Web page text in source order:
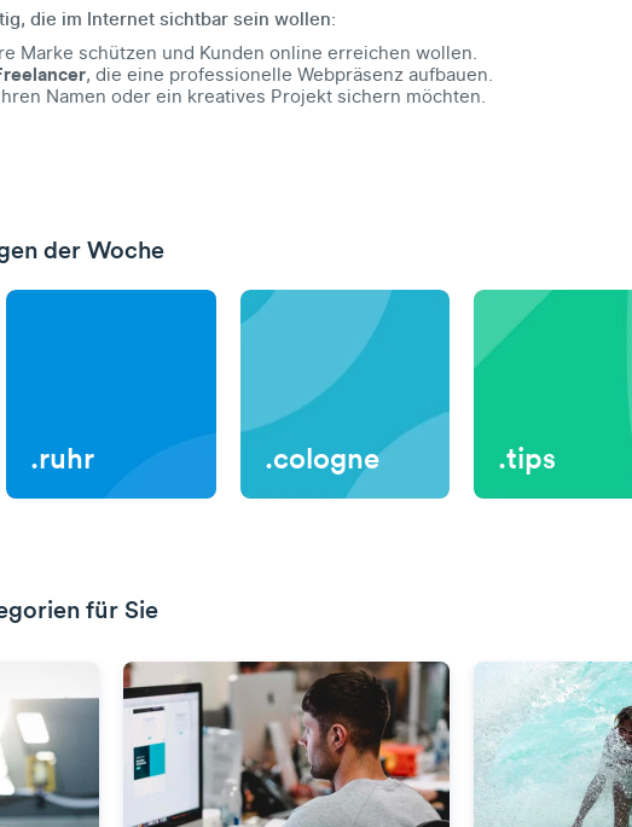
die im Internet sichtbar sein wollen:
Marke schützen und Kunden online erreichen wollen.
, die eine professionelle Webpräsenz aufbauen.
Namen oder ein kreatives Projekt sichern möchten.
der Woche
.ruhr .cologne .tips
für Sie